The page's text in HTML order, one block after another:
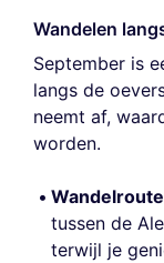
Wandelen
September is
langs de
neemt af,
worden.
tussen de
terwijl je